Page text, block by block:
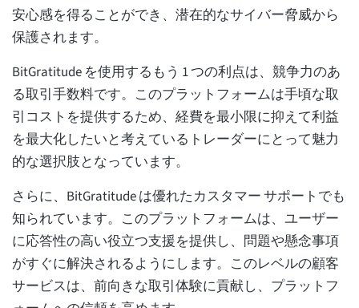
安心感を得ることができ、潜在的なサイバー脅威から
保護されます。
BitGratitude を使用するもう 1 つの利点は、競争力のあ
る取引手数料です。このプラットフォームは手頃な取
引コストを提供するため、経費を最小限に抑えて利益
を最大化したいと考えているトレーダーにとって魅力
的な選択肢となっています。
さらに、BitGratitude は優れたカスタマー サポートでも
知られています。このプラットフォームは、ユーザー
に応答性の高い役立つ支援を提供し、問題や懸念事項
がすぐに解決されるようにします。このレベルの顧客
サービスは、前向きな取引体験に貢献し、プラットフ